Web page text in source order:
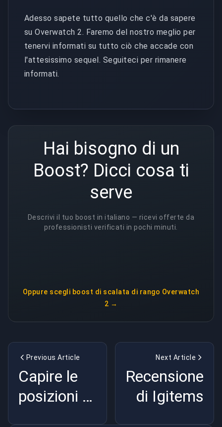
Adesso sapete tutto quello che c'è da sapere
su Overwatch 2. Faremo del nostro meglio per
tenervi informati su tutto ciò che accade con
l'attesissimo sequel. Seguiteci per rimanere
informati.
Hai bisogno di un
Boost? Dicci cosa ti
serve
Descrivi il tuo boost in italiano — ricevi offerte da
professionisti verificati in pochi minuti.
Oppure scegli boost di scalata di rango Overwatch
2 →
Previous Article
Capire le
posizioni di
Next Article
Recensione
di Igitems